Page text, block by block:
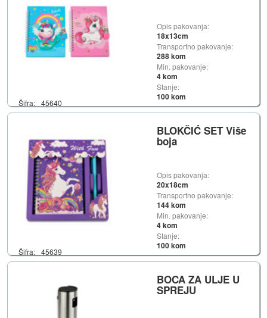
Šifra: 45640
Opis pakovanja:
18x13cm
Transportno pakovanje:
288 kom
Min. pakovanje:
4 kom
Stanje:
100 kom
Šifra: 45639
BLOKČIĆ SET Više
boja
Opis pakovanja:
20x18cm
Transportno pakovanje:
144 kom
Min. pakovanje:
4 kom
Stanje:
100 kom
BOCA ZA ULJE U
SPREJU